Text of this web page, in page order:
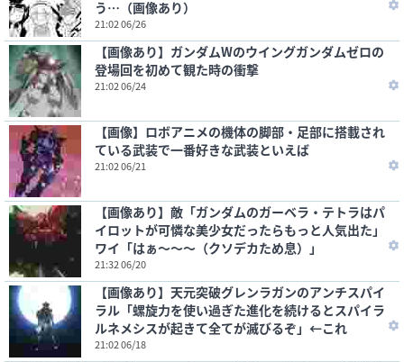
う…（画像あり）
21:02 06/26
【画像あり】ガンダムWのウイングガンダムゼロの
登場回を初めて観た時の衝撃
21:02 06/24
【画像】ロボアニメの機体の脚部・足部に搭載され
ている武装で一番好きな武装といえば
21:02 06/21
【画像あり】敵「ガンダムのガーベラ・テトラはパ
イロットが可憐な美少女だったらもっと人気出た」
ワイ「はぁ～～～（クソデカため息）」
21:32 06/20
【画像あり】天元突破グレンラガンのアンチスパイ
ラル「螺旋力を使い過ぎた進化を続けるとスパイラ
ルネメシスが起きて全てが滅びるぞ」←これ
21:02 06/18